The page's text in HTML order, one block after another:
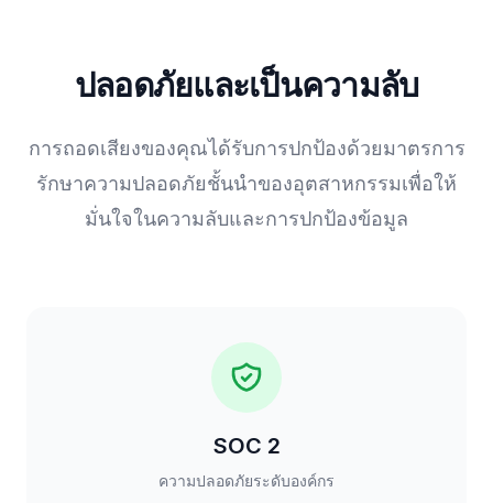
ปลอดภัยและเป็นความลับ
การถอดเสียงของคุณได้รับการปกป้องด้วยมาตรการ
รักษาความปลอดภัยชั้นนำของอุตสาหกรรมเพื่อให้
มั่นใจในความลับและการปกป้องข้อมูล
SOC 2
ความปลอดภัยระดับองค์กร